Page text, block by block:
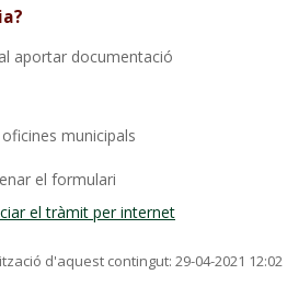
aportar documentació
municipals
el formulari
el tràmit per internet
d'aquest contingut: 29-04-2021 12:02